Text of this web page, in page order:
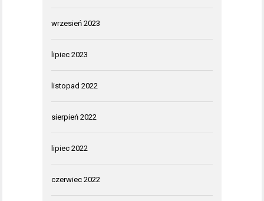
wrzesień 2023
lipiec 2023
listopad 2022
sierpień 2022
lipiec 2022
czerwiec 2022